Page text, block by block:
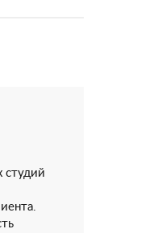
студий